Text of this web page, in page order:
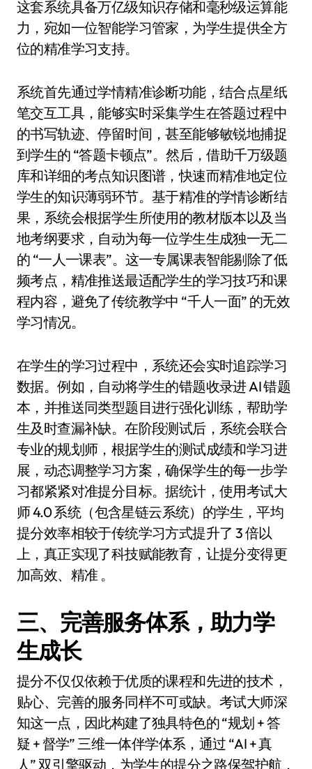
这套系统具备万亿级知识存储和毫秒级运算能
力，宛如一位智能学习管家，为学生提供全方
位的精准学习支持。
系统首先通过学情精准诊断功能，结合点星纸
笔交互工具，能够实时采集学生在答题过程中
的书写轨迹、停留时间，甚至能够敏锐地捕捉
到学生的 “答题卡顿点”。然后，借助千万级题
库和详细的考点知识图谱，快速而精准地定位
学生的知识薄弱环节。基于精准的学情诊断结
果，系统会根据学生所使用的教材版本以及当
地考纲要求，自动为每一位学生生成独一无二
的 “一人一课表”。这一专属课表智能剔除了低
频考点，精准推送最适配学生的学习技巧和课
程内容，避免了传统教学中 “千人一面” 的无效
学习情况。
在学生的学习过程中，系统还会实时追踪学习
数据。例如，自动将学生的错题收录进 AI 错题
本，并推送同类型题目进行强化训练，帮助学
生及时查漏补缺。在阶段测试后，系统会联合
专业的规划师，根据学生的测试成绩和学习进
展，动态调整学习方案，确保学生的每一步学
习都紧紧对准提分目标。据统计，使用考试大
师 4.0 系统（包含星链云系统）的学生，平均
提分效率相较于传统学习方式提升了 3 倍以
上，真正实现了科技赋能教育，让提分变得更
加高效、精准 。
三、完善服务体系，助力学
生成长
提分不仅仅依赖于优质的课程和先进的技术，
贴心、完善的服务同样不可或缺。考试大师深
知这一点，因此构建了独具特色的 “规划 + 答
疑 + 督学” 三维一体伴学体系，通过 “AI + 真
人” 双引擎驱动，为学生的提分之路保驾护航，